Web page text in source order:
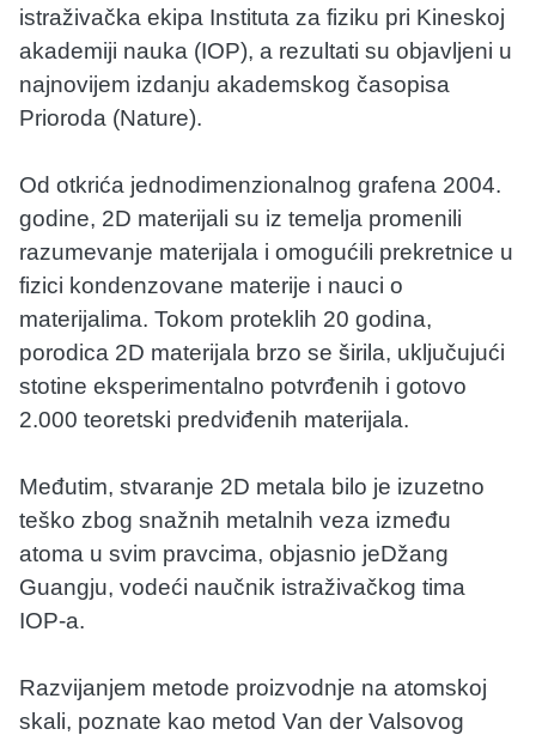
istraživačka ekipa Instituta za fiziku pri Kineskoj
akademiji nauka (IOP), a rezultati su objavljeni u
najnovijem izdanju akademskog časopisa
Prioroda (Nature).
Od otkrića jednodimenzionalnog grafena 2004.
godine, 2D materijali su iz temelja promenili
razumevanje materijala i omogućili prekretnice u
fizici kondenzovane materije i nauci o
materijalima. Tokom proteklih 20 godina,
porodica 2D materijala brzo se širila, uključujući
stotine eksperimentalno potvrđenih i gotovo
2.000 teoretski predviđenih materijala.
Međutim, stvaranje 2D metala bilo je izuzetno
teško zbog snažnih metalnih veza između
atoma u svim pravcima, objasnio jeDžang
Guangju, vodeći naučnik istraživačkog tima
IOP-a.
Razvijanjem metode proizvodnje na atomskoj
skali, poznate kao metod Van der Valsovog